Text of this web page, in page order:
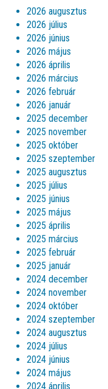
2026 augusztus
2026 július
2026 június
2026 május
2026 április
2026 március
2026 február
2026 január
2025 december
2025 november
2025 október
2025 szeptember
2025 augusztus
2025 július
2025 június
2025 május
2025 április
2025 március
2025 február
2025 január
2024 december
2024 november
2024 október
2024 szeptember
2024 augusztus
2024 július
2024 június
2024 május
2024 április